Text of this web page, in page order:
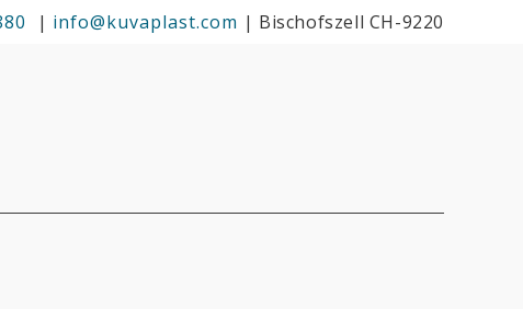
| info@kuvaplast.com | Bischofszell CH-9220